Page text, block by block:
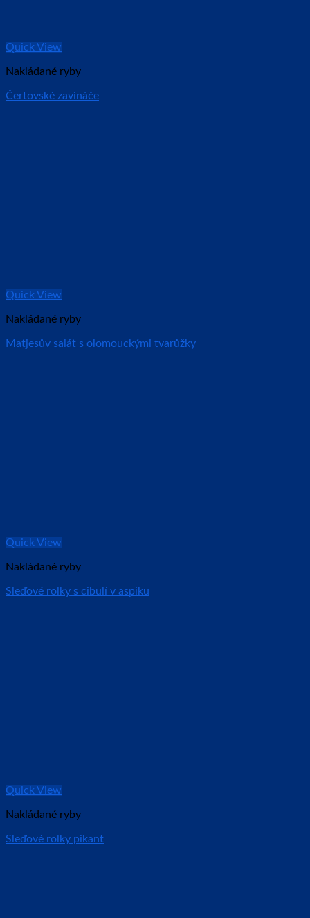
Quick View
Nakládané ryby
Čertovské zavináče
Quick View
Nakládané ryby
Matjesův salát s olomouckými tvarůžky
Quick View
Nakládané ryby
Sleďové rolky s cibulí v aspiku
Quick View
Nakládané ryby
Sleďové rolky pikant